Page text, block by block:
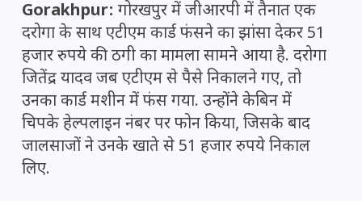
Gorakhpur: गोरखपुर में जीआरपी में तैनात एक
दरोगा के साथ एटीएम कार्ड फंसने का झांसा देकर 51
हजार रुपये की ठगी का मामला सामने आया है. दरोगा
जितेंद्र यादव जब एटीएम से पैसे निकालने गए, तो
उनका कार्ड मशीन में फंस गया. उन्होंने केबिन में
चिपके हेल्पलाइन नंबर पर फोन किया, जिसके बाद
जालसाजों ने उनके खाते से 51 हजार रुपये निकाल
लिए.